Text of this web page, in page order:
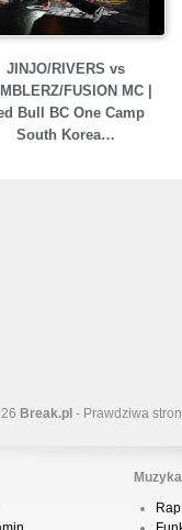
JINJO/RIVERS vs
FUSION MC |
Bull BC One Camp
South Korea…
Break.pl - Prawdziwa
Muzyka
Rap